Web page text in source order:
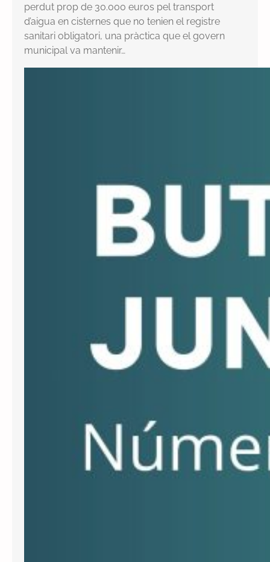
perdut prop de 30.000 euros pel transport
d’aigua en cisternes que no tenien el registre
sanitari obligatori, una pràctica que el govern
municipal va mantenir…